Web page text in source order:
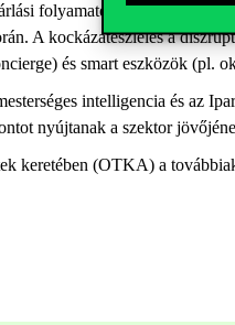
folyamatok pszichológiai
A kockázatészlelés a
és smart eszközök (pl.
intelligencia és az
nyújtanak a szektor
keretében (OTKA) a